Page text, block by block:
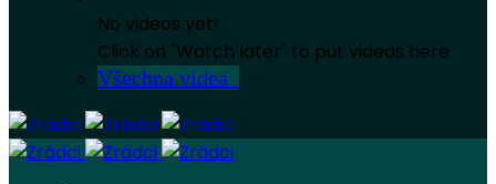
No videos yet!
Click on "Watch later" to put videos here
Všechna videa